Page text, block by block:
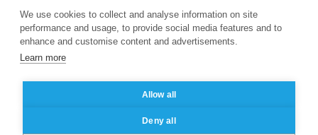
© 2024 ESSEC Business
School
Legal notice
privacy policy
We use cookies to collect and analyse information on site
performance and usage, to provide social media features and to
enhance and customise content and advertisements.
Learn more
Allow all
Deny all